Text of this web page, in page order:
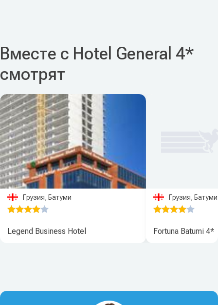
Вместе с Hotel General 4*
смотрят
Грузия, Батуми
Legend Business Hotel
Грузия, Батуми
Fortuna Batumi 4*